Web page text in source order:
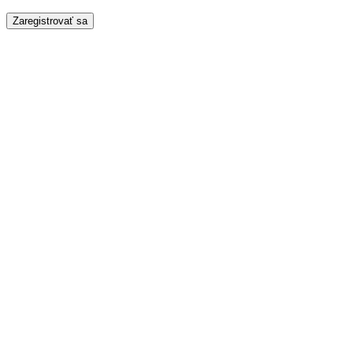
Zaregistrovať sa